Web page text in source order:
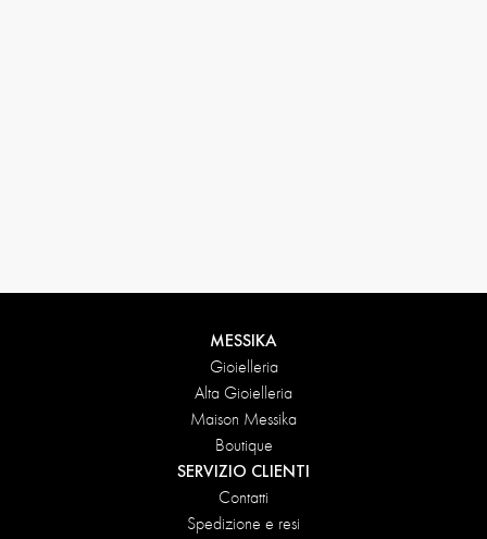
MESSIKA
Gioielleria
Alta Gioielleria
Maison Messika
Boutique
SERVIZIO CLIENTI
Contatti
Spedizione e resi